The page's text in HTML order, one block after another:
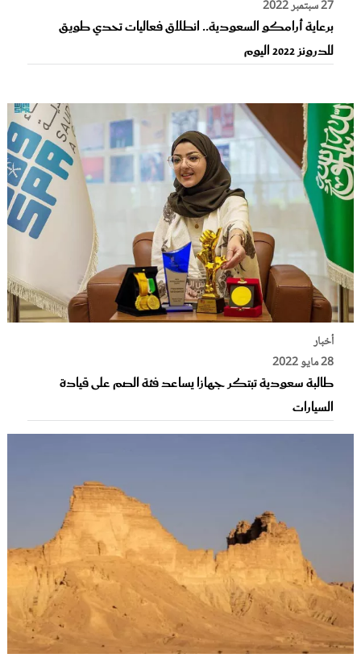
27 سبتمبر 2022
برعاية أرامكو السعودية.. انطلاق فعاليات تحدي طويق
للدرونز 2022 اليوم
أخبار
28 مايو 2022
طالبة سعودية تبتكر جهازا يساعد فئة الصم على قيادة
السيارات